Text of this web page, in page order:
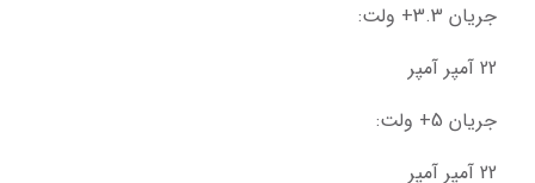
جریان 3.3+ ولت:
22 آمپر آمپر
جریان 5+ ولت:
22 آمپر آمپر